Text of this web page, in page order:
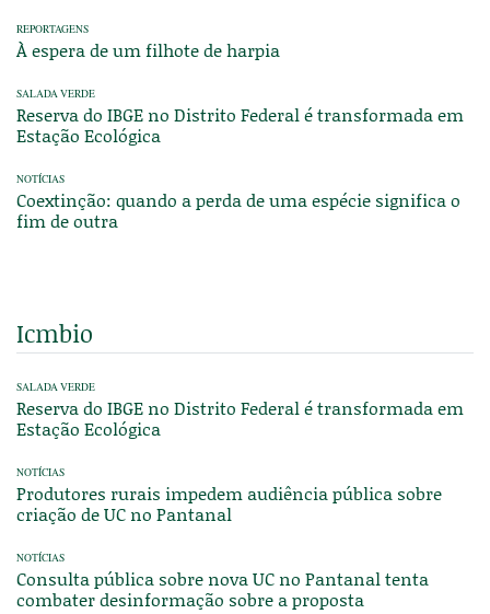
REPORTAGENS
À espera de um filhote de harpia
SALADA VERDE
Reserva do IBGE no Distrito Federal é transformada em
Estação Ecológica
NOTÍCIAS
Coextinção: quando a perda de uma espécie significa o
fim de outra
Icmbio
SALADA VERDE
Reserva do IBGE no Distrito Federal é transformada em
Estação Ecológica
NOTÍCIAS
Produtores rurais impedem audiência pública sobre
criação de UC no Pantanal
NOTÍCIAS
Consulta pública sobre nova UC no Pantanal tenta
combater desinformação sobre a proposta